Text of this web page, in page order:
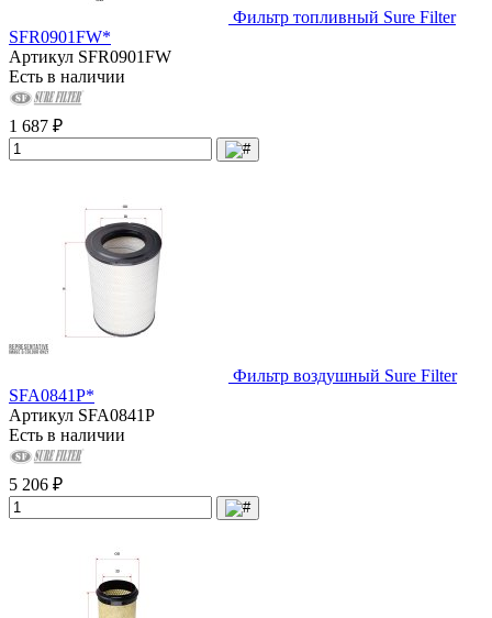
Фильтр топливный Sure Filter
SFR0901FW*
Артикул SFR0901FW
Есть в наличии
1 687 ₽
Фильтр воздушный Sure Filter
SFA0841P*
Артикул SFA0841P
Есть в наличии
5 206 ₽